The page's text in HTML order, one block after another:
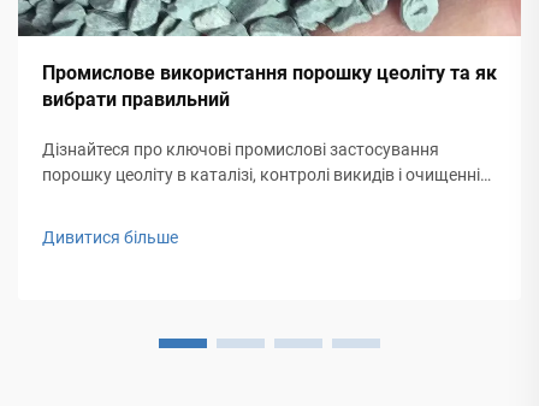
Промислове використання порошку цеоліту та як
вибрати правильний
Дізнайтеся про ключові промислові застосування
порошку цеоліту в каталізі, контролі викидів і очищенні
Дивитися більше